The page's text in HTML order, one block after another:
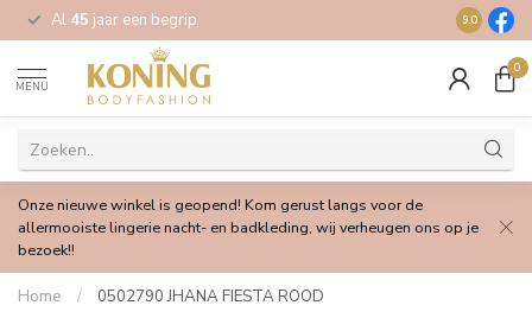
Al 45 jaar een begrip Gratis
9.0
MENU
0
Onze nieuwe winkel is geopend! Kom gerust langs voor de
allermooiste lingerie nacht- en badkleding, wij verheugen ons op je
bezoek!!
Home / 0502790 JHANA FIESTA ROOD